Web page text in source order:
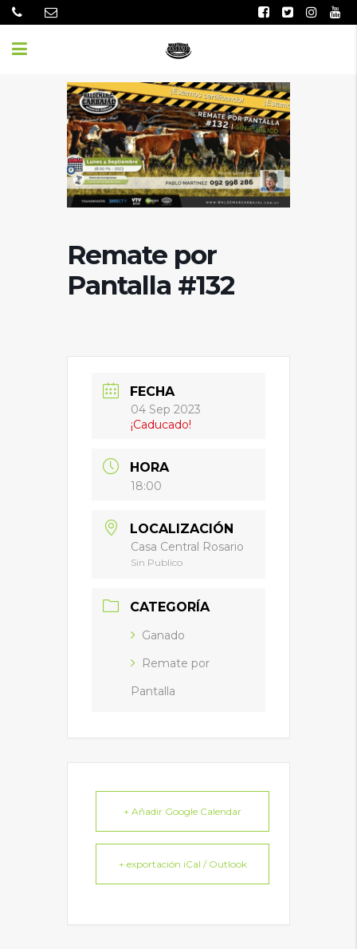
Remate por
Pantalla #132
FECHA
04 Sep 2023
¡Caducado!
HORA
18:00
LOCALIZACIÓN
Casa Central Rosario
Sin Publico
CATEGORÍA
Ganado
Remate por
Pantalla
+ Añadir Google Calendar
+ exportación iCal / Outlook